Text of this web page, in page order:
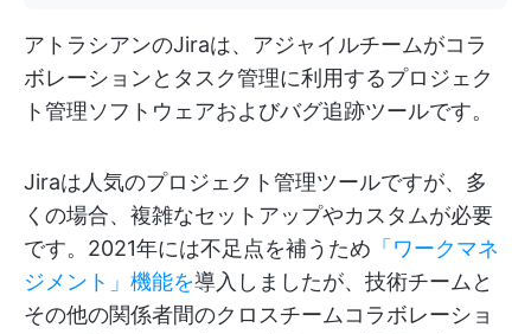
アトラシアンのJiraは、アジャイルチームがコラ
ボレーションとタスク管理に利用するプロジェク
ト管理ソフトウェアおよびバグ追跡ツールです。
Jiraは人気のプロジェクト管理ツールですが、多
くの場合、複雑なセットアップやカスタムが必要
です。2021年には不足点を補うため 「ワークマネ
ジメント」機能を導入しましたが、技術チームと
その他の関係者間のクロスチームコラボレーショ